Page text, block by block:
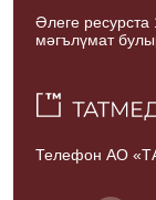
Әлеге ресурста
мәгълүмат
Телефон АО